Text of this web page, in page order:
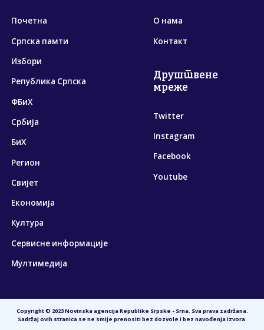
Почетна
Српска памти
Избори
Република Српска
ФБиХ
Србија
БиХ
Регион
Свијет
Економија
Култура
Сервисне информације
Мултимедија
О нама
Контакт
Друштвене
мреже
Twitter
Instagram
Facebook
Youtube
Copyright © 2023 Novinska agencija Republike Srpske - Srna. Sva prava zadržana.
Sadržaj ovih stranica se ne smije prenositi bez dozvole i bez navođenja izvora.